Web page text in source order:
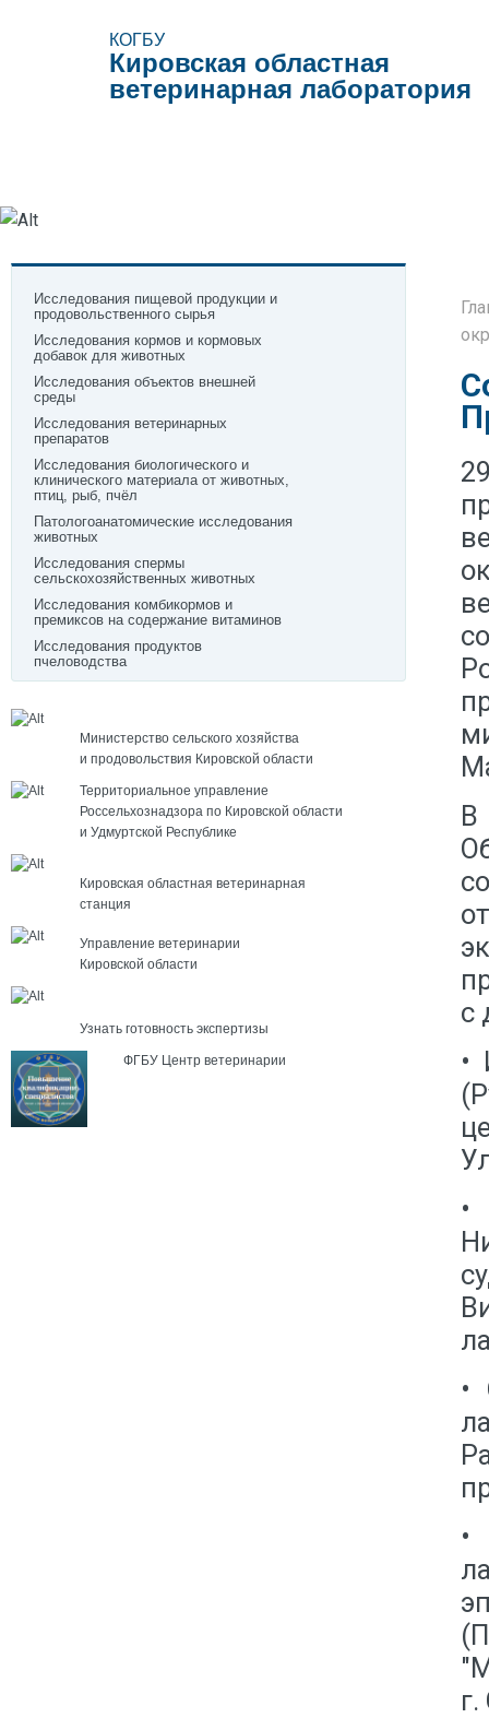
КОГБУ
Кировская областная
ветеринарная лаборатория
Исследования пищевой продукции и
продовольственного сырья
Исследования кормов и кормовых
добавок для животных
Исследования объектов внешней
среды
Исследования ветеринарных
препаратов
Исследования биологического и
клинического материала от животных,
птиц, рыб, пчёл
Патологоанатомические исследования
животных
Исследования спермы
сельскохозяйственных животных
Исследования комбикормов и
премиксов на содержание витаминов
Исследования продуктов
пчеловодства
Министерство сельского хозяйства
и продовольствия Кировской области
Территориальное управление
Россельхознадзора по Кировской области
и Удмуртской Республике
Кировская областная ветеринарная
станция
Управление ветеринарии
Кировской области
Узнать готовность экспертизы
ФГБУ Центр ветеринарии
В
с
•
•
•